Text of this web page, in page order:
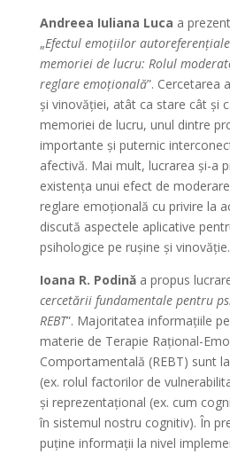
Andreea Iuliana Luca a
„Efectul emoțiilor
memoriei de lucru: Rolul
reglare emoțională”. Cercetarea
și vinovăției, atât ca stare cât și
memoriei de lucru, unul dintre
importante și puternic
afectivă. Mai mult, lucrarea și-a
existența unui efect de
reglare emoțională cu privire la
discută aspectele aplicative
psihologice pe rușine și vinovăție.
Ioana R. Podinăa propus
cercetării fundamentale pentru
REBT”. Majoritatea informațiile
materie de Terapie Raţional-
Comportamentală (REBT) sunt
(ex. rolul factorilor de
și reprezentațional (ex. cum
în sistemul nostru cognitiv). În
puține informații la nivel